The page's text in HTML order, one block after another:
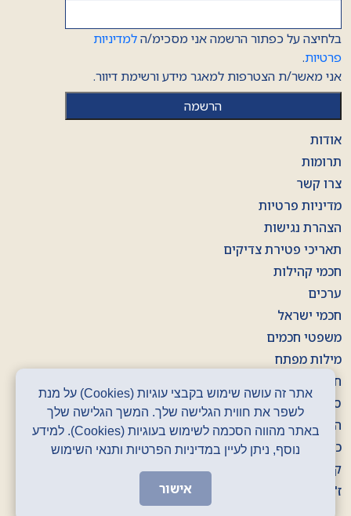
בלחיצה על כפתור הרשמה אני מסכימ/הלמדיניות
פרטיות.
אני מאשר/ת הצטרפות למאגר מידע ורשימת דיוור.
אודות
תרומות
צרו קשר
מדיניות פרטיות
הצהרת נגישות
תאריכי פטירת צדיקים
חכמי קהילות
ערכים
חכמי ישראל
משפטי חכמים
מילות מפתח
חוברות
סרטונים
הסכתים
כרזות
קלפים
ז' באדר
אתר זה עושה שימוש בקבצי עוגיות (Cookies) על מנת
לשפר את חווית הגלישה שלך. המשך הגלישה שלך
באתר מהווה הסכמה לשימוש בעוגיות (Cookies). למידע
נוסף, ניתן לעיין במדיניות הפרטיות ותנאי השימוש
אישור